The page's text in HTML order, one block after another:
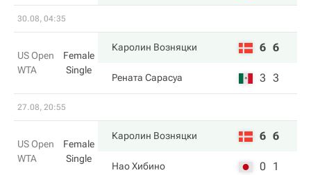
30.08, 04:35
US Open
WTA
Female
Single
Каролин Возняцки 6 6
Рената Сарасуа 3 3
27.08, 20:55
US Open
WTA
Female
Single
Каролин Возняцки 6 6
Нао Хибино 0 1